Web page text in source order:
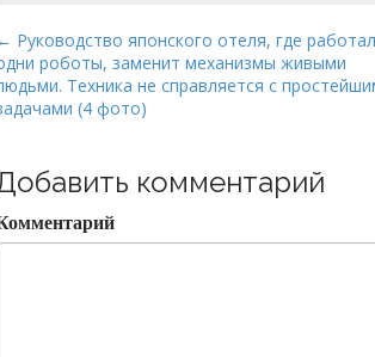
P
n
← Руководство японского отеля, где
роботы, заменит механизмы живыми
Техника не справляется с
(4 фото)
комментарий